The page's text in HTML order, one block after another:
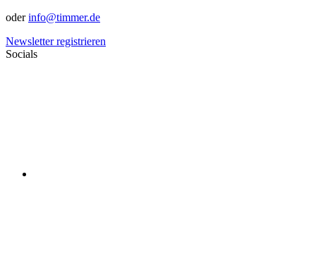
oderinfo@timmer.de
Newsletter registrieren
Socials